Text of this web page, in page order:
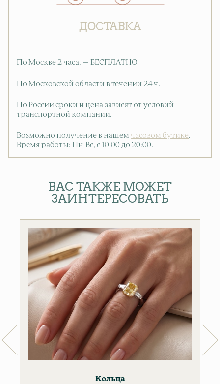
ДОСТАВКА
По Москве 2 часа. — БЕСПЛАТНО
По Московской области в течении 24 ч.
По России сроки и цена зависят от условий
транспортной компании.
Возможно получение в нашем часовом бутике.
Время работы: Пн-Вс, с 10:00 до 20:00.
ВАС ТАКЖЕ МОЖЕТ
ЗАИНТЕРЕСОВАТЬ
Кольца